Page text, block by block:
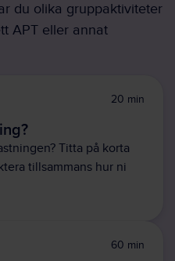
du olika gruppaktiviteter
APT eller annat
20 min
Titta på korta
tillsammans hur ni
60 min